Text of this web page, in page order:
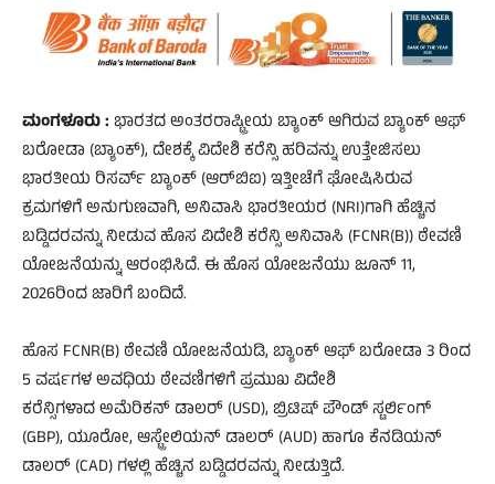
ಮಂಗಳೂರು : ಭಾರತದ ಅಂತರರಾಷ್ಟ್ರೀಯ ಬ್ಯಾಂಕ್ ಆಗಿರುವ ಬ್ಯಾಂಕ್ ಆಫ್
ಬರೋಡಾ (ಬ್ಯಾಂಕ್), ದೇಶಕ್ಕೆ ವಿದೇಶಿ ಕರೆನ್ಸಿ ಹರಿವನ್ನು ಉತ್ತೇಜಿಸಲು
ಭಾರತೀಯ ರಿಸರ್ವ್ ಬ್ಯಾಂಕ್ (ಆರ್‌ಬಿಐ) ಇತ್ತೀಚೆಗೆ ಘೋಷಿಸಿರುವ
ಕ್ರಮಗಳಿಗೆ ಅನುಗುಣವಾಗಿ, ಅನಿವಾಸಿ ಭಾರತೀಯರ (NRI)ಗಾಗಿ ಹೆಚ್ಚಿನ
ಬಡ್ಡಿದರವನ್ನು ನೀಡುವ ಹೊಸ ವಿದೇಶಿ ಕರೆನ್ಸಿ ಅನಿವಾಸಿ (FCNR(B)) ಠೇವಣಿ
ಯೋಜನೆಯನ್ನು ಆರಂಭಿಸಿದೆ. ಈ ಹೊಸ ಯೋಜನೆಯು ಜೂನ್ 11,
2026ರಿಂದ ಜಾರಿಗೆ ಬಂದಿದೆ.
ಹೊಸ FCNR(B) ಠೇವಣಿ ಯೋಜನೆಯಡಿ, ಬ್ಯಾಂಕ್ ಆಫ್ ಬರೋಡಾ 3 ರಿಂದ
5 ವರ್ಷಗಳ ಅವಧಿಯ ಠೇವಣಿಗಳಿಗೆ ಪ್ರಮುಖ ವಿದೇಶಿ
ಕರೆನ್ಸಿಗಳಾದ ಅಮೆರಿಕನ್ ಡಾಲರ್ (USD), ಬ್ರಿಟಿಷ್ ಪೌಂಡ್ ಸ್ಟರ್ಲಿಂಗ್
(GBP), ಯೂರೋ, ಆಸ್ಟ್ರೇಲಿಯನ್ ಡಾಲರ್ (AUD) ಹಾಗೂ ಕೆನಡಿಯನ್
ಡಾಲರ್ (CAD) ಗಳಲ್ಲಿ ಹೆಚ್ಚಿನ ಬಡ್ಡಿದರವನ್ನು ನೀಡುತ್ತಿದೆ.